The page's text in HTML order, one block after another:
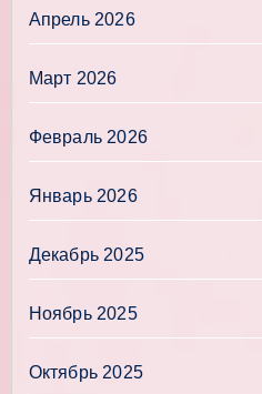
Апрель 2026
Март 2026
Февраль 2026
Январь 2026
Декабрь 2025
Ноябрь 2025
Октябрь 2025